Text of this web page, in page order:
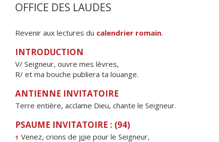
OFFICE DES LAUDES
Revenir aux lectures du calendrier romain.
INTRODUCTION
V/ Seigneur, ouvre mes lèvres,
R/ et ma bouche publiera ta louange.
ANTIENNE INVITATOIRE
Terre entière, acclame Dieu, chante le Seigneur.
PSAUME INVITATOIRE : (94)
1 Venez, crions de joie pour le Seigneur,